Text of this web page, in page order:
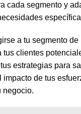
cada segmento y
a tu segmento
clientes
estrategias para
impacto de tus
negocio.